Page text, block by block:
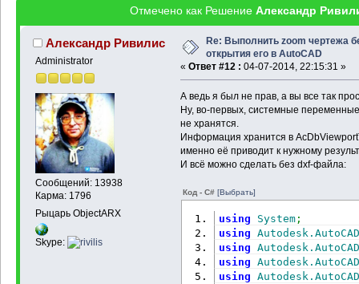
Отмечено как Решение Александр
Александр Ривилис
Administrator
Сообщений: 13938
Карма: 1796
Рыцарь ObjectARX
Skype:
Re: Выполнить zoom чертежа
открытия его в AutoCAD
« Ответ #12 : 04-07-2014, 22:15:31 »
А ведь я был не прав, а вы все так
Ну, во-первых, системные
не хранятся.
Информация хранится в
именно её приводит к нужному
И всё можно сделать без dxf-файла:
Код - C# [Выбрать]
using System ;
using
using
using
using